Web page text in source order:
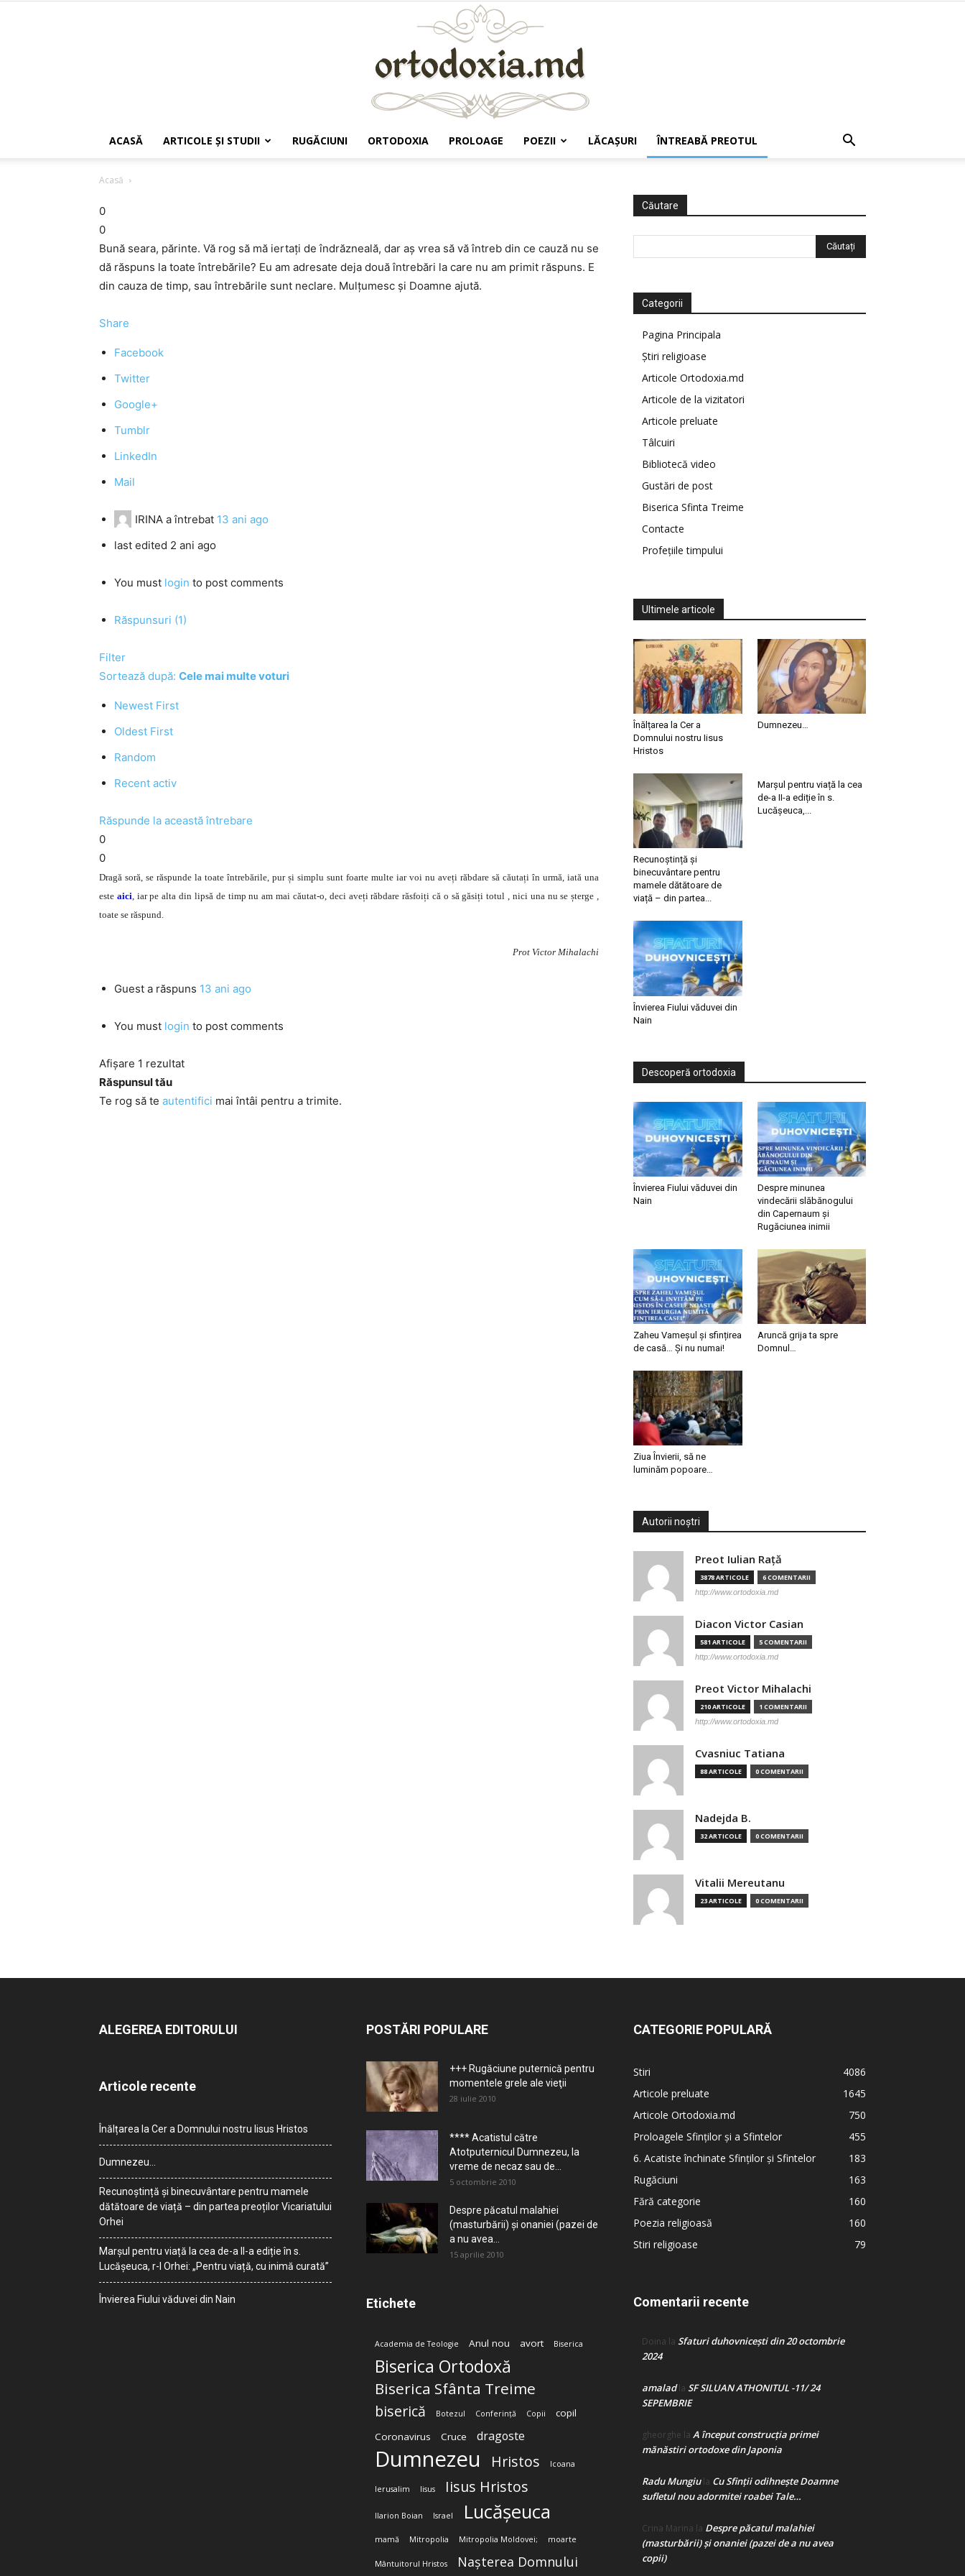
ACASĂ ARTICOLE ŞI STUDII RUGĂCIUNI ORTODOXIA PROLOAGE POEZII LĂCAŞURI ÎNTREABĂ PREOTUL
Acasă
0
0
Bună seara, părinte. Vă rog să mă iertaţi de îndrăzneală, dar aş vrea să vă întreb din ce cauză nu se
dă răspuns la toate întrebările? Eu am adresate deja două întrebări la care nu am primit răspuns. E
din cauza de timp, sau întrebările sunt neclare. Mulţumesc şi Doamne ajută.
Share
Facebook
Twitter
Google+
Tumblr
LinkedIn
Mail
IRINA a întrebat 13 ani ago
last edited 2 ani ago
You must login to post comments
Răspunsuri (1)
Filter
Sortează după: Cele mai multe voturi
Newest First
Oldest First
Random
Recent activ
Răspunde la această întrebare
0
0
Dragă soră, se răspunde la toate întrebările, pur și simplu sunt foarte multe iar voi nu aveți răbdare să căutați în urmă, iată una
este aici, iar pe alta din lipsă de timp nu am mai căutat-o, deci aveți răbdare răsfoiți că o să găsiți totul , nici una nu se șterge ,
toate se răspund.
Prot Victor Mihalachi
Guest a răspuns 13 ani ago
You must login to post comments
Afișare 1 rezultat
Răspunsul tău
Te rog să te autentifici mai întâi pentru a trimite.
Căutare
Categorii
Pagina Principala
Știri religioase
Articole Ortodoxia.md
Articole de la vizitatori
Articole preluate
Tâlcuiri
Bibliotecă video
Gustări de post
Biserica Sfinta Treime
Contacte
Profețiile timpului
Ultimele articole
Înălțarea la Cer a
Domnului nostru Iisus
Hristos
Dumnezeu…
Recunoștință și
binecuvântare pentru
mamele dătătoare de
viață – din partea...
Marșul pentru viață la cea
de-a II-a ediție în s.
Lucășeuca,...
Învierea Fiului văduvei din
Nain
Descoperă ortodoxia
Învierea Fiului văduvei din
Nain
Despre minunea
vindecării slăbănogului
din Capernaum și
Rugăciunea inimii
Zaheu Vameșul și sfințirea
de casă… Și nu numai!
Aruncă grija ta spre
Domnul…
Ziua Învierii, să ne
luminăm popoare…
Autorii noștri
Preot Iulian Raţă
3878 ARTICOLE 6 COMENTARII
http://www.ortodoxia.md
Diacon Victor Casian
581 ARTICOLE 5 COMENTARII
http://www.ortodoxia.md
Preot Victor Mihalachi
210 ARTICOLE 1 COMENTARII
http://www.ortodoxia.md
Cvasniuc Tatiana
88 ARTICOLE 0 COMENTARII
Nadejda B.
32 ARTICOLE 0 COMENTARII
Vitalii Mereutanu
23 ARTICOLE 0 COMENTARII
ALEGEREA EDITORULUI
Articole recente
Înălțarea la Cer a Domnului nostru Iisus Hristos
Dumnezeu…
Recunoștință și binecuvântare pentru mamele
dătătoare de viață – din partea preoților Vicariatului
Orhei
Marșul pentru viață la cea de-a II-a ediție în s.
Lucășeuca, r-l Orhei: „Pentru viață, cu inimă curată”
Învierea Fiului văduvei din Nain
POSTĂRI POPULARE
+++ Rugăciune puternică pentru
momentele grele ale vieţii
28 iulie 2010
**** Acatistul către
Atotputernicul Dumnezeu, la
vreme de necaz sau de...
5 octombrie 2010
Despre păcatul malahiei
(masturbării) şi onaniei (pazei de
a nu avea...
15 aprilie 2010
Etichete
Academia de Teologie Anul nou avort Biserica
Biserica Ortodoxă
Biserica Sfânta Treime
biserică Botezul Conferință Copii
copil
Coronavirus
Cruce dragoste
Dumnezeu Hristos Icoana
Ierusalim Iisus Iisus Hristos
Ilarion Boian Israel Lucășeuca
mamă Mitropolia Mitropolia Moldovei; moarte
Mântuitorul Hristos Nașterea Domnului
CATEGORIE POPULARĂ
Stiri
4086
Articole preluate
1645
Articole Ortodoxia.md
750
Proloagele Sfinților și a Sfintelor
455
6. Acatiste închinate Sfinților și Sfintelor
183
Rugăciuni
163
Fără categorie
160
Poezia religioasă
160
Stiri religioase
79
Comentarii recente
Doina la Sfaturi duhovnicești din 20 octombrie
2024
amaladla SF SILUAN ATHONITUL -11/ 24
SEPEMBRIE
gheorghe la A început construcţia primei
mănăstiri ortodoxe din Japonia
Radu Mungiula Cu Sfinții odihnește Doamne
sufletul nou adormitei roabei Tale…
Crina Marina la Despre păcatul malahiei
(masturbării) şi onaniei (pazei de a nu avea
copii)